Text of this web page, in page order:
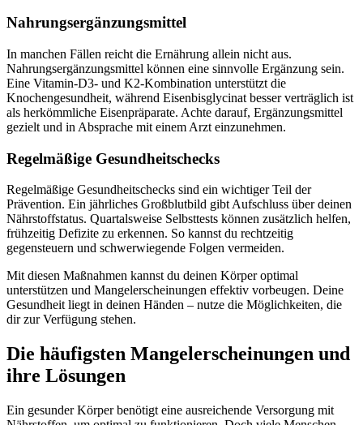
Nahrungsergänzungsmittel
In manchen Fällen reicht die Ernährung allein nicht aus.
Nahrungsergänzungsmittel können eine sinnvolle Ergänzung sein.
Eine Vitamin-D3- und K2-Kombination unterstützt die
Knochengesundheit, während Eisenbisglycinat besser verträglich ist
als herkömmliche Eisenpräparate. Achte darauf, Ergänzungsmittel
gezielt und in Absprache mit einem Arzt einzunehmen.
Regelmäßige Gesundheitschecks
Regelmäßige Gesundheitschecks sind ein wichtiger Teil der
Prävention. Ein jährliches Großblutbild gibt Aufschluss über deinen
Nährstoffstatus. Quartalsweise Selbsttests können zusätzlich helfen,
frühzeitig Defizite zu erkennen. So kannst du rechtzeitig
gegensteuern und schwerwiegende Folgen vermeiden.
Mit diesen Maßnahmen kannst du deinen Körper optimal
unterstützen und Mangelerscheinungen effektiv vorbeugen. Deine
Gesundheit liegt in deinen Händen – nutze die Möglichkeiten, die
dir zur Verfügung stehen.
Die häufigsten Mangelerscheinungen und
ihre Lösungen
Ein gesunder Körper benötigt eine ausreichende Versorgung mit